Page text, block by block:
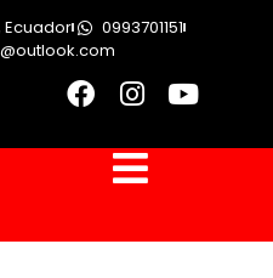
Ecuador
0993701151